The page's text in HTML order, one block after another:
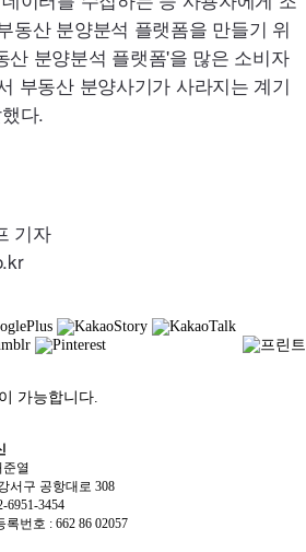
동산 분양분석 플랫폼을 만들기 위
산 분양분석 플랫폼'을 많은 소비자
부동산 분양사기가 사라지는 계기
다.
기자
가능합니다.
열
서구 공항대로 308
6951-3454
록번호 : 662 86 02057